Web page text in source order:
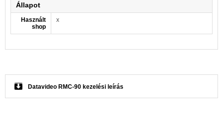
Állapot
Használt
shop
x
Datavideo RMC-90 kezelési leírás